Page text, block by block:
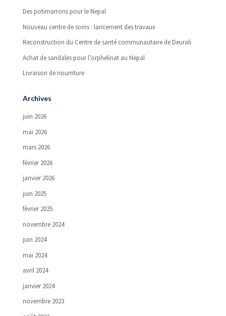
Des potimarrons pour le Nepal
Nouveau centre de soins : lancement des travaux
Reconstruction du Centre de santé communautaire de Deurali
Achat de sandales pour l’orphelinat au Nepal
Livraison de nourriture
Archives
juin 2026
mai 2026
mars 2026
février 2026
janvier 2026
juin 2025
février 2025
novembre 2024
juin 2024
mai 2024
avril 2024
janvier 2024
novembre 2023